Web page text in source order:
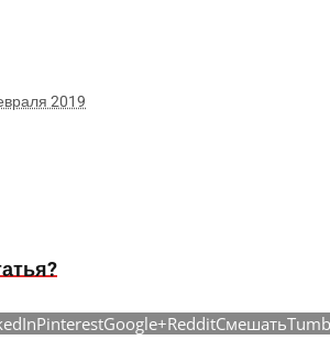
2019
PinterestGoogle+RedditСмешать